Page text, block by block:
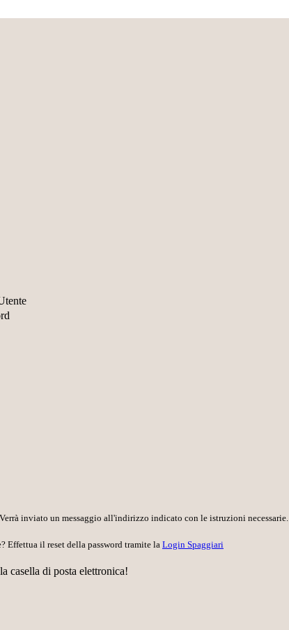
Verrà inviato un messaggio all'indirizzo indicato con le istruzioni necessarie.
Effettua il reset della password tramite la Login Spaggiari
casella di posta elettronica!